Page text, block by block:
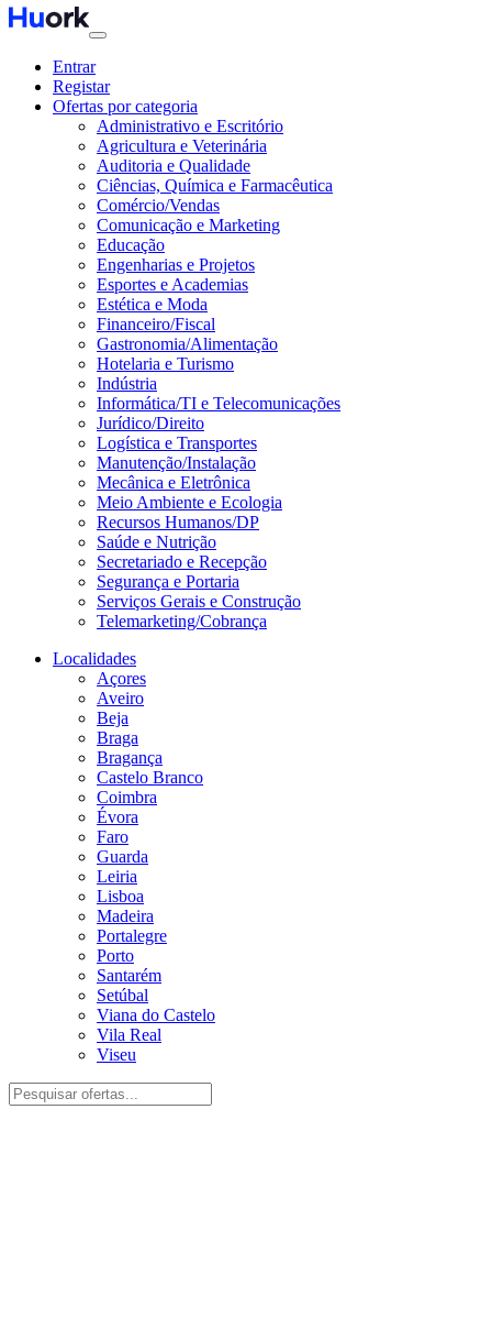
Entrar
Registar
Ofertas por categoria
Administrativo e Escritório
Agricultura e Veterinária
Auditoria e Qualidade
Ciências, Química e Farmacêutica
Comércio/Vendas
Comunicação e Marketing
Educação
Engenharias e Projetos
Esportes e Academias
Estética e Moda
Financeiro/Fiscal
Gastronomia/Alimentação
Hotelaria e Turismo
Indústria
Informática/TI e Telecomunicações
Jurídico/Direito
Logística e Transportes
Manutenção/Instalação
Mecânica e Eletrônica
Meio Ambiente e Ecologia
Recursos Humanos/DP
Saúde e Nutrição
Secretariado e Recepção
Segurança e Portaria
Serviços Gerais e Construção
Telemarketing/Cobrança
Localidades
Açores
Aveiro
Beja
Braga
Bragança
Castelo Branco
Coimbra
Évora
Faro
Guarda
Leiria
Lisboa
Madeira
Portalegre
Porto
Santarém
Setúbal
Viana do Castelo
Vila Real
Viseu